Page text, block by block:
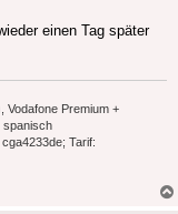
einen Tag später
Vodafone Premium +
spanisch
Tarif: